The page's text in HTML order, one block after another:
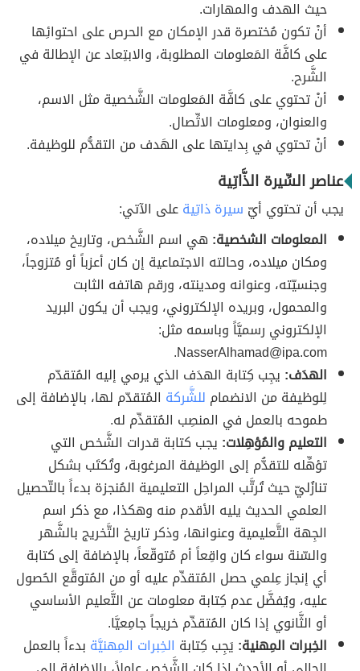
حيث الهدف والمهارات.
أنْ تكون مُختصرة قدر الإمكان مع الحرص على احتوائِها
على كافَّة المَعلومات المطلوبة، والابتِعاد عن الإطالة في
الشَّرح.
أنْ تحتوي على كافَّة المَعلومات الشَّخصية مثل الاسم،
والعنوان، ومعلومات الاتِّصال.
أنْ تحتوي في بِدايتها على الهَدف من التقدُّم للوظيفة.
عناصر السِّيرة الذَّاتِية
يجب أن تحتوي أيّ سيرة ذاتِيةعلى الآتي:
المعلومات الشخصية: هي اسم الشَّخص، وتاريخ ميلاده،
ومكان ميلاده، وحالته الاجتماعية إن كان أعزباً أو مُتزوجاً،
وجنسيّته، وعنوانه ومدينته، ورقم هاتفه الثابت
والمحمول، وبريده الإلكتروني، ويجب أن يكون البريد
الإلكتروني رسميَّاً وباسمه مثل:
NasserAlhamad@ipa.com
.
الهدَف: يجِب كِتابة الهدَف الذي يرمي إليه المُتقدّم
لِلوظيفة من الانضمام للشَّركة المُتقدّم لها، بالإضافة إلى
طموحه بالعمل في المنصِب المُتقدِّم له.
التعليم والمُؤهِلات​​: يجب كتابة قدرات الشَّخص التي
تؤهِّله للتقدُّم إلى الوظيفة المرغوبة، وتُكتَب بشكل
تنازُليّ حيث تُرتَّب المراحِل التعليمية المُنجزة بدءاً بالتّحصيل
العلمي الحديث يليه الأقدم منه وهكذا، مع ذكر اسم
الجِهة التَّعليمية وعنوانها، وذكر تاريخ التَّخريج بالشَّهر
والسّنة سواء كان واقِعاً أم مُتوقّعاً، بالإضافة إلى كتابة
أي إنجاز عِلمي حصل المُتقدِّم عليه أو من المُتوقَّع الحُصول
عليه، ويُفضَّل عدم كِتابة معلومات عن التَّعليم الأساسي
أو الثَّانوي إذا كان المُتقدِّم خريجاً جامِعيَّا.
الخِبرات المِهنية​: يَجِب كِتابة الخِبرات المِهنيَّة بدءاً بالعمل